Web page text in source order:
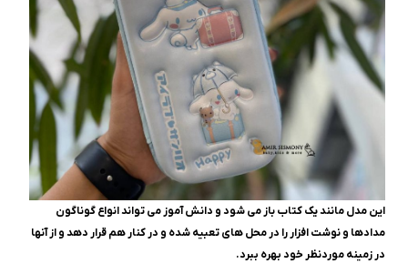
این مدل مانند یک کتاب باز می شود و دانش آموز می تواند انواع گوناگون
مدادها و نوشت افزار را در محل های تعبیه شده و در کنار هم قرار دهد و از آنها
در زمینه موردنظر خود بهره ببرد.